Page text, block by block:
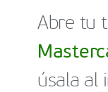
Abre tu
úsala al